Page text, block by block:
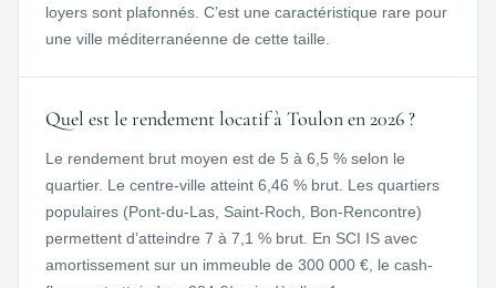
loyers sont plafonnés. C’est une caractéristique rare pour
une ville méditerranéenne de cette taille.
Quel est le rendement locatif à Toulon en 2026 ?
Le rendement brut moyen est de 5 à 6,5 % selon le
quartier. Le centre-ville atteint 6,46 % brut. Les quartiers
populaires (Pont-du-Las, Saint-Roch, Bon-Rencontre)
permettent d’atteindre 7 à 7,1 % brut. En SCI IS avec
amortissement sur un immeuble de 300 000 €, le cash-